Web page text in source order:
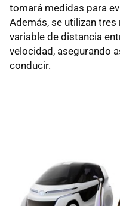
tomará medidas para
Además, se utilizan
variable de distancia
velocidad, asegurando
conducir.